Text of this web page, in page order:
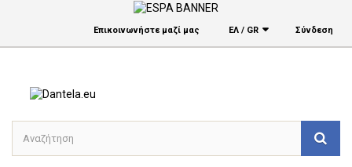
Σύνδεση
ΕΛ / GR
Επικοινωνήστε μαζί μας